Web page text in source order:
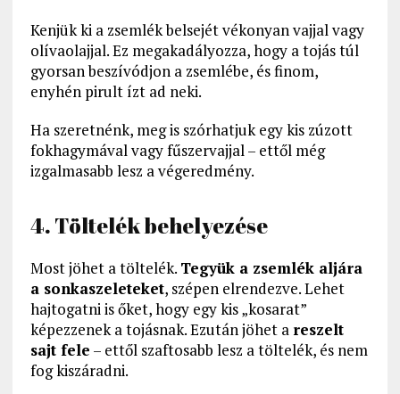
Kenjük ki a zsemlék belsejét vékonyan vajjal vagy
olívaolajjal. Ez megakadályozza, hogy a tojás túl
gyorsan beszívódjon a zsemlébe, és finom,
enyhén pirult ízt ad neki.
Ha szeretnénk, meg is szórhatjuk egy kis zúzott
fokhagymával vagy fűszervajjal – ettől még
izgalmasabb lesz a végeredmény.
4. Töltelék behelyezése
Most jöhet a töltelék. Tegyük a zsemlék aljára
a sonkaszeleteket, szépen elrendezve. Lehet
hajtogatni is őket, hogy egy kis „kosarat”
képezzenek a tojásnak. Ezután jöhet a reszelt
sajt fele – ettől szaftosabb lesz a töltelék, és nem
fog kiszáradni.